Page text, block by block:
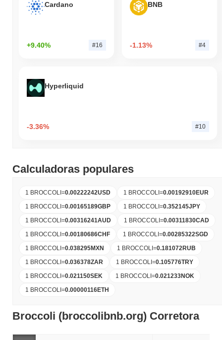
Cardano
+9.40% #16
BNB
-1.13% #4
Hyperliquid
-3.36% #10
Calculadoras populares
1 BROCCOLI=0.00222242USD 1 BROCCOLI=0.00192910EUR
1 BROCCOLI=0.00165189GBP 1 BROCCOLI=0.352145JPY
1 BROCCOLI=0.00316241AUD 1 BROCCOLI=0.00311830CAD
1 BROCCOLI=0.00180686CHF 1 BROCCOLI=0.00285322SGD
1 BROCCOLI=0.038295MXN 1 BROCCOLI=0.181072RUB
1 BROCCOLI=0.036378ZAR 1 BROCCOLI=0.105776TRY
1 BROCCOLI=0.021150SEK 1 BROCCOLI=0.021233NOK
1 BROCCOLI=0.00000116ETH
Broccoli (broccolibnb.org) Corretora